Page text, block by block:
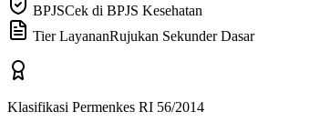
BPJSCek di BPJS Kesehatan
Tier LayananRujukan Sekunder Dasar
Klasifikasi Permenkes RI 56/2014